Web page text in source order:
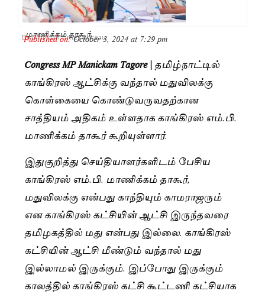
மாணிக்கம் தாகூர்
ByDravidan Times Bureau
Published on:October 3, 2024 at 7:29 pm
Congress MP Manickam Tagore |தமிழ்நாட்டில்
காங்கிரஸ் ஆட்சிக்கு வந்தால் மதுவிலக்கு
கொள்கையை கொண்டுவருவதற்கான
சாத்தியம் அதிகம் உள்ளதாக காங்கிரஸ் எம்.பி.
மாணிக்கம் தாகூர் கூறியுள்ளார்.
இதுகுறித்து செய்தியாளர்களிடம் பேசிய
காங்கிரஸ் எம்.பி. மாணிக்கம் தாகூர்,
மதுவிலக்கு என்பது காந்தியும் காமராஜரும்
என காங்கிரஸ் கட்சியின் ஆட்சி இருந்தவரை
தமிழகத்தில் மது என்பது இல்லை. காங்கிரஸ்
கட்சியின் ஆட்சி மீண்டும் வந்தால் மது
இல்லாமல் இருக்கும். இப்போது இருக்கும்
காலத்தில் காங்கிரஸ் கட்சி கூட்டணி கட்சியாக